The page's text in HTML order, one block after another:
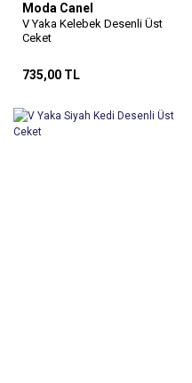
Moda Canel
V Yaka Kelebek Desenli Üst
Ceket
735,00 TL